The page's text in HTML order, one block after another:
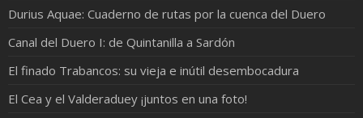
Durius Aquae: Cuaderno de rutas por la cuenca del Duero
Canal del Duero I: de Quintanilla a Sardón
El finado Trabancos: su vieja e inútil desembocadura
El Cea y el Valderaduey ¡juntos en una foto!